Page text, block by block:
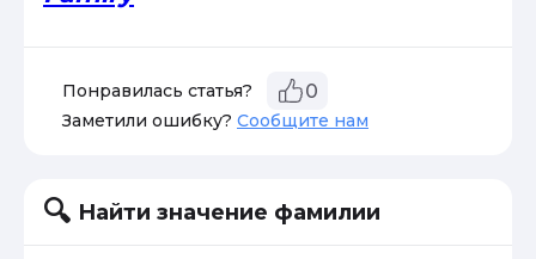
Понравилась статья? 0
Заметили ошибку? Сообщите нам
Найти значение фамилии